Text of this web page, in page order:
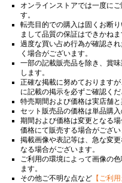
オンラインストアでは一度に
す。
転売目的での購入は固くお断
まして品質の保証はできかねま
過度な買い占め行為が確認さ
く場合がございます。
一部の記載販売品を除き、賞
します。
正確な掲載に努めております
に記載の掲示を必ずご確認くだ
特売期間および価格は実店舗と
セット販売品の価格は単品購
期間および価格は変更となる
価格にて販売する場合がござい
掲載画像や表記等は、急な変
なる場合がございます。
ご利用の環境によって画像の
ます。
その他ご不明な点など 【ご利